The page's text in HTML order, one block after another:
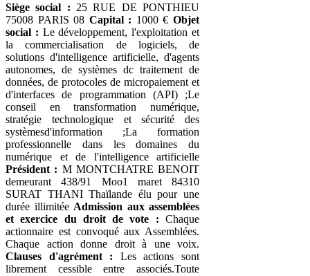
Siège social : 25 RUE DE PONTHIEU
75008 PARIS 08 Capital : 1000 €Objet
social : Le développement, l'exploitation et
la commercialisation de logiciels, de
solutions d'intelligence artificielle, d'agents
autonomes, de systèmes dc traitement de
données, de protocoles de micropaiement et
d'interfaces de programmation (API) ;Le
conseil en transformation numérique,
stratégie technologique et sécurité des
systèmesd'information ;La formation
professionnelle dans les domaines du
numérique et de l'intelligence artificielle
Président : M MONTCHATRE BENOIT
demeurant 438/91 Moo1 maret 84310
SURAT THANI Thaïlande élu pour une
durée illimitée Admission aux assemblées
et exercice du droit de vote : Chaque
actionnaire est convoqué aux Assemblées.
Chaque action donne droit à une voix.
Clauses d'agrément : Les actions sont
librement cessible entre associés.Toute